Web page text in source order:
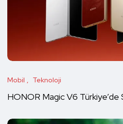
Mobil Teknoloji
HONOR Magic V6 Türkiye’de